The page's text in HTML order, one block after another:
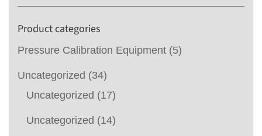
Product categories
Pressure Calibration Equipment (5)
Uncategorized (34)
Uncategorized (17)
Uncategorized (14)